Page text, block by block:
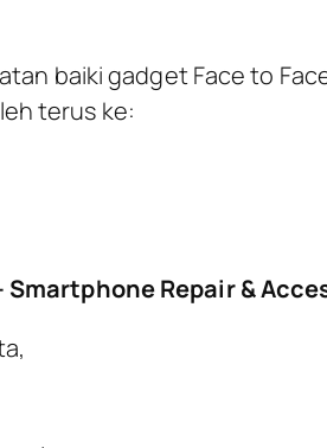
baiki gadget Face to
terus ke:
Repair &